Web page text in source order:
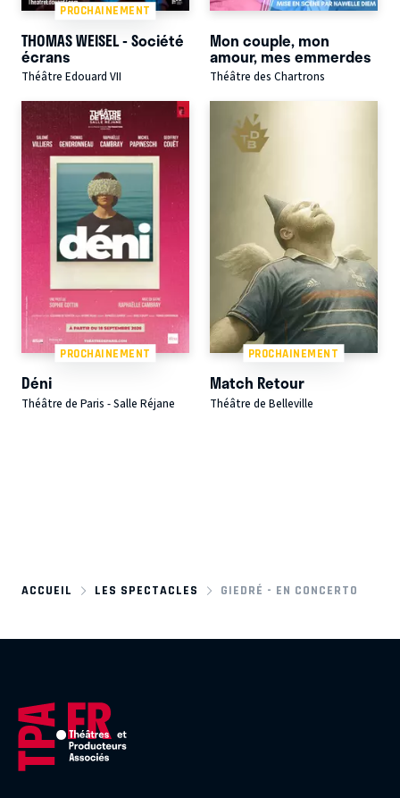
PROCHAINEMENT
THOMAS WEISEL - Société
écrans
Théâtre Edouard VII
Mon couple, mon
amour, mes emmerdes
Théâtre des Chartrons
PROCHAINEMENT
Déni
Théâtre de Paris - Salle Réjane
PROCHAINEMENT
Match Retour
Théâtre de Belleville
ACCUEIL LES SPECTACLES GIEDRÉ - EN CONCERTO